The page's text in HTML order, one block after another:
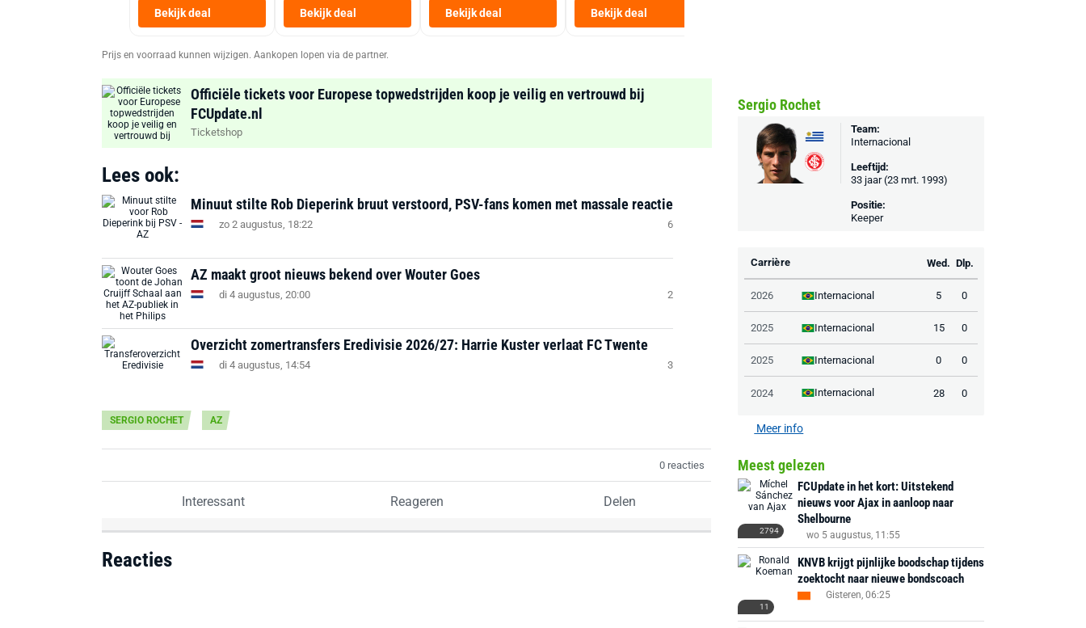
Bekijk deal Bekijk deal
Heteluchtfriteuse
Zwart
Bekijk deal Bekijk deal
Prijs en voorraad kunnen wijzigen. Aankopen lopen via de partner.
Officiële tickets voor Europese topwedstrijden koop je veilig en vertrouwd bij
FCUpdate.nl
Ticketshop
Lees ook:
Minuut stilte Rob Dieperink bruut verstoord, PSV-fans komen met massale reactie
zo 2 augustus, 18:22 6
AZ maakt groot nieuws bekend over Wouter Goes
di 4 augustus, 20:00 2
Overzicht zomertransfers Eredivisie 2026/27: Harrie Kuster verlaat FC Twente
di 4 augustus, 14:54 3
SERGIO ROCHET AZ
0 reacties
Interessant Reageren Delen
Reacties
Sergio Rochet
Team:
Internacional
Leeftijd:
33 jaar (23 mrt. 1993)
Positie:
Keeper
Carrière Wed. Dlp.
2026 Internacional 5 0
2025 Internacional 15 0
2025 Internacional 0 0
2024 Internacional 28 0
Meer info
Meest gelezen
2794
FCUpdate in het kort: Uitstekend
nieuws voor Ajax in aanloop naar
Shelbourne
wo 5 augustus, 11:55
11
KNVB krijgt pijnlijke boodschap tijdens
zoektocht naar nieuwe bondscoach
Gisteren, 06:25